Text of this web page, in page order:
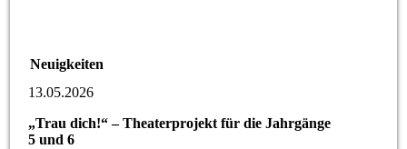
Neuigkeiten
13.05.2026
„Trau dich!“ – Theaterprojekt für die Jahrgänge
5 und 6